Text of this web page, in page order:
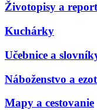
Životopisy a
Kuchárky
Učebnice a
Náboženstvo a
Mapy a cestovanie